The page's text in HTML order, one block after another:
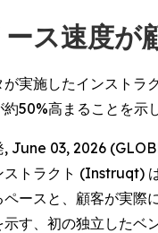
ス速度が
実施したインストラ
50%高まることを示
, June 03, 2026
ストラクト (Instruqt)
ースと、顧客が実際
す、初の独立したベ